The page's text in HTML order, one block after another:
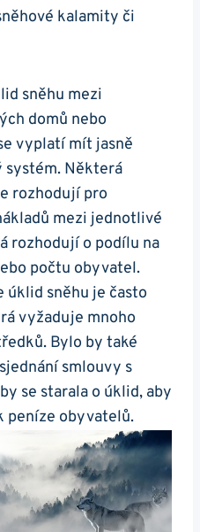
kalamity či
sněhu mezi
domů nebo
vyplatí mít jasně
systém. Některá
rozhodují pro
mezi jednotlivé
rozhodují o podílu na
počtu obyvatel.
sněhu je často
vyžaduje mnoho
Bylo by také
smlouvy s
se starala o úklid, aby
peníze obyvatelů.